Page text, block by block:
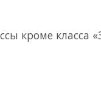
кроме класса